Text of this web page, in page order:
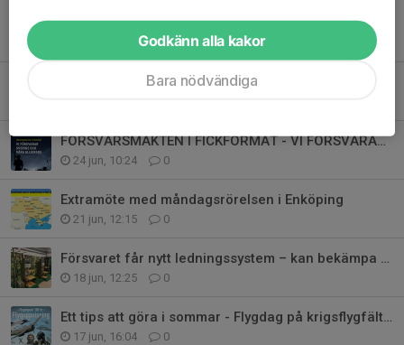
Tidigare nyheter
Måndagsrörelsen för Ukraina
FÖRSVARSMAKTEN I FICKFORMAT - VI FÖRSVARAR SVERIGE OCH VÅRA ALLIERAD
24 jun, 10:24 0
Extramöte med måndagsrörelsen i Enköping
21 jun, 12:15 0
Försvaret får nytt ledningssystem – kan bekämpa fiender på minuter
18 jun, 12:25 0
Ett tips att göra i sommar - Flygdag på krigsflygfält 16 lördag 27 juni
17 jun, 16:04 0
Godkänn alla kakor
Bara nödvändiga